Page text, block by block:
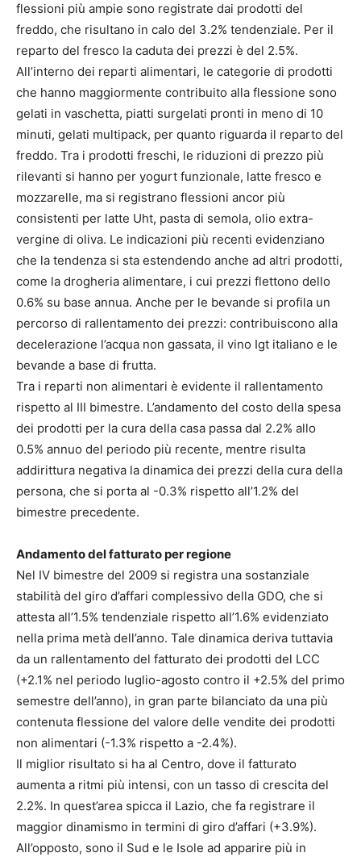
flessioni più ampie sono registrate dai prodotti del
freddo, che risultano in calo del 3.2% tendenziale. Per il
reparto del fresco la caduta dei prezzi è del 2.5%.
All’interno dei reparti alimentari, le categorie di prodotti
che hanno maggiormente contribuito alla flessione sono
gelati in vaschetta, piatti surgelati pronti in meno di 10
minuti, gelati multipack, per quanto riguarda il reparto del
freddo. Tra i prodotti freschi, le riduzioni di prezzo più
rilevanti si hanno per yogurt funzionale, latte fresco e
mozzarelle, ma si registrano flessioni ancor più
consistenti per latte Uht, pasta di semola, olio extra-
vergine di oliva. Le indicazioni più recenti evidenziano
che la tendenza si sta estendendo anche ad altri prodotti,
come la drogheria alimentare, i cui prezzi flettono dello
0.6% su base annua. Anche per le bevande si profila un
percorso di rallentamento dei prezzi: contribuiscono alla
decelerazione l’acqua non gassata, il vino Igt italiano e le
bevande a base di frutta.
Tra i reparti non alimentari è evidente il rallentamento
rispetto al III bimestre. L’andamento del costo della spesa
dei prodotti per la cura della casa passa dal 2.2% allo
0.5% annuo del periodo più recente, mentre risulta
addirittura negativa la dinamica dei prezzi della cura della
persona, che si porta al -0.3% rispetto all’1.2% del
bimestre precedente.
Andamento del fatturato per regione
Nel IV bimestre del 2009 si registra una sostanziale
stabilità del giro d’affari complessivo della GDO, che si
attesta all’1.5% tendenziale rispetto all’1.6% evidenziato
nella prima metà dell’anno. Tale dinamica deriva tuttavia
da un rallentamento del fatturato dei prodotti del LCC
(+2.1% nel periodo luglio-agosto contro il +2.5% del primo
semestre dell’anno), in gran parte bilanciato da una più
contenuta flessione del valore delle vendite dei prodotti
non alimentari (-1.3% rispetto a -2.4%).
Il miglior risultato si ha al Centro, dove il fatturato
aumenta a ritmi più intensi, con un tasso di crescita del
2.2%. In quest’area spicca il Lazio, che fa registrare il
maggior dinamismo in termini di giro d’affari (+3.9%).
All’opposto, sono il Sud e le Isole ad apparire più in